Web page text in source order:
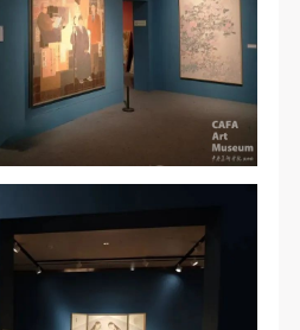
肖像权人，自愿将自己的
协议约定和法律规定的用
院美术馆是一所具有标志
代公共美术馆。中央美术学
力塑造一个开放、自由、学
单位、企业、机构、艺术家
学院的学术研究为基础，积
、多领域的展览、论坛及公
、中外艺术家以及社会公众
肖像权人，自愿将自己的
协议约定和法律规定的用
院美术馆是一所具有标志
代公共美术馆。中央美术学
力塑造一个开放、自由、学
单位、企业、机构、艺术家
学院的学术研究为基础，积
、多领域的展览、论坛及公
、中外艺术家以及社会公众
肖像权人，自愿将自己的
协议约定和法律规定的用
院美术馆是一所具有标志
代公共美术馆。中央美术学
力塑造一个开放、自由、学
单位、企业、机构、艺术家
学院的学术研究为基础，积
、多领域的展览、论坛及公
、中外艺术家以及社会公众